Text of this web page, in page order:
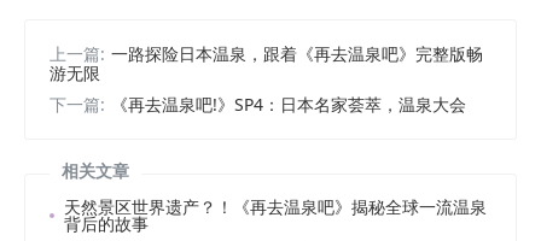
上一篇: 一路探险日本温泉，跟着《再去温泉吧》完整版畅
游无限
下一篇:
《再去温泉吧!》SP4：日本名家荟萃，温泉大会
相关文章
天然景区世界遗产？！《再去温泉吧》揭秘全球一流温泉
背后的故事